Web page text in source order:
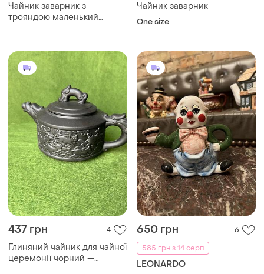
Чайник заварник з
трояндою маленький
Чайник заварник
One size
437 грн 4
Глиняний чайник для чайної
церемонії чорний —
650 грн
6
585 грн з 14 серп
LEONARDO